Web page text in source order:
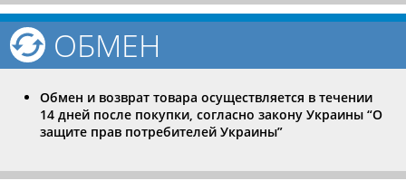
ОБМЕН
Обмен и возврат товара осуществляется в течении
14 дней после покупки, согласно закону Украины “О
защите прав потребителей Украины”